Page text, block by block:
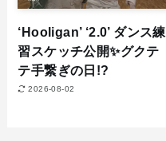
‘Hooligan’ ‘2.0’ ダンス練
習スケッチ公開✨グクテ
テ手繋ぎの日!?
2026-08-02